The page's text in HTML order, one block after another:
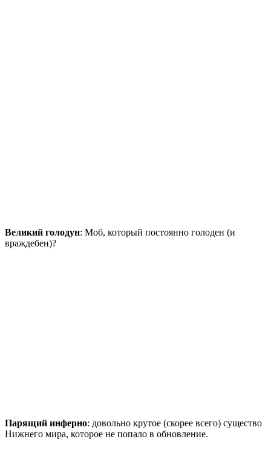
Великий голодун: Моб, который постоянно голоден (и
враждебен)?
Парящий инферно: довольно крутое (скорее всего) существо
Нижнего мира, которое не попало в обновление.